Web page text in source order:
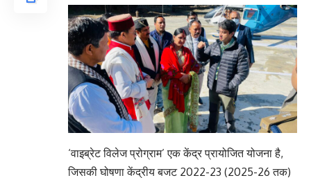
‘वाइब्रेट विलेज प्रोग्राम’ एक केंद्र प्रायोजित योजना है,
जिसकी घोषणा केंद्रीय बजट 2022-23 (2025-26 तक)